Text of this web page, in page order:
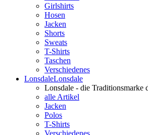
Girlshirts
Hosen
Jacken
Shorts
Sweats
T-Shirts
Taschen
Verschiedenes
LonsdaleLonsdale
Lonsdale - die Traditionsmarke
alle Artikel
Jacken
Polos
T-Shirts